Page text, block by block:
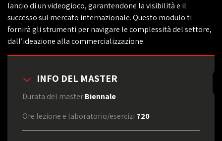
lancio di un videogioco, garantendone la visibilità e il
successo sul mercato internazionale. Questo modulo ti
fornirà gli strumenti per navigare le complessità del settore,
dall’ideazione alla commercializzazione.
INFO DEL MASTER
Durata del masterBiennale
Ore lezione e laboratorio/esercizi 720